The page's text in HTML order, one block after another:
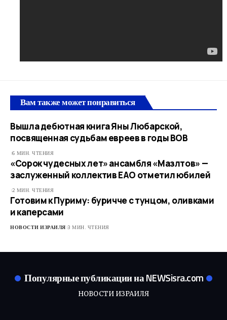
Вам также может понравиться
Вышла дебютная книга Яны Любарской,
посвященная судьбам евреев в годы ВОВ
6 МИН. ЧТЕНИЯ
«Сорок чудесных лет» ансамбля «Мазлтов» —
заслуженный коллектив ЕАО отметил юбилей
2 МИН. ЧТЕНИЯ
Готовим к Пуриму: буричче с тунцом, оливками
и каперсами
НОВОСТИ ИЗРАИЛЯ 3 МИН. ЧТЕНИЯ
Популярные публикации на NEWSisra.com
НОВОСТИ ИЗРАИЛЯ